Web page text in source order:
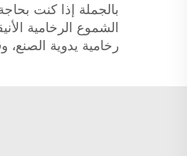
الشموع الرخامية
رخامية يدوية